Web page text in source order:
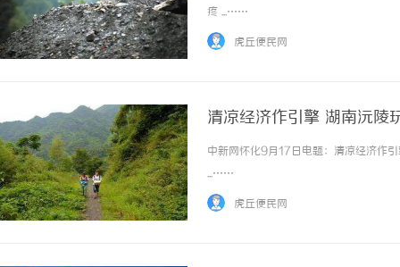
疼 ...……
虎丘便民网
清凉经济作引擎 湖南沅
中新网怀化9月17日电题：清凉经济作
...……
虎丘便民网